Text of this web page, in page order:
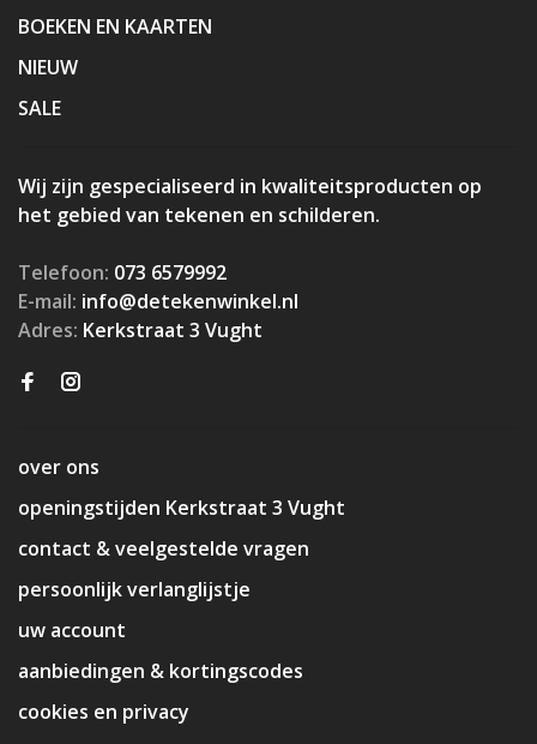
BOEKEN EN KAARTEN
NIEUW
SALE
Wij zijn gespecialiseerd in kwaliteitsproducten op
het gebied van tekenen en schilderen.
Telefoon: 073 6579992
E-mail: info@detekenwinkel.nl
Adres: Kerkstraat 3 Vught
over ons
openingstijden Kerkstraat 3 Vught
contact & veelgestelde vragen
persoonlijk verlanglijstje
uw account
aanbiedingen & kortingscodes
cookies en privacy